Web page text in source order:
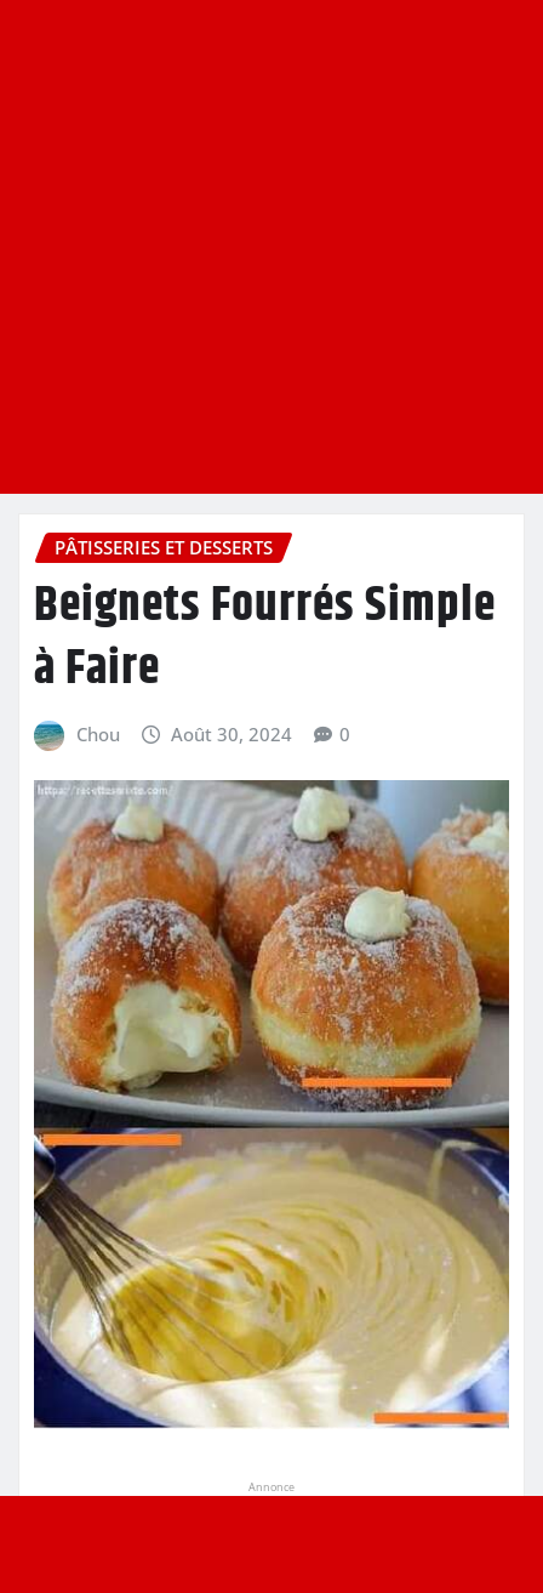
PÂTISSERIES ET DESSERTS
Beignets Fourrés Simple
à Faire
Chou Août 30, 2024 0
Annonce